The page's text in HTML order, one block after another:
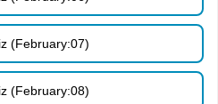
(February:07)
(February:08)